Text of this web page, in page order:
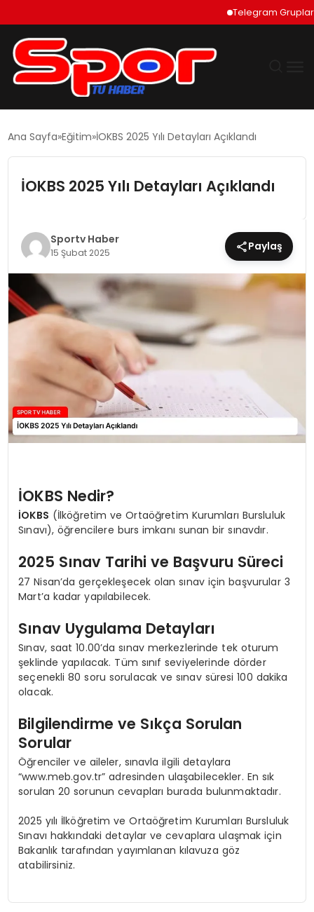
Telegram Grupları
SIYASET
TEKNOLOJI
EĞITIM
MAGAZIN
SPOR
YAŞAM
Ana Sayfa Eğitim İOKBS 2025 Yılı Detayları Açıklandı
İOKBS 2025 Yılı Detayları Açıklandı
Sportv Haber
15 Şubat 2025 Paylaş
İOKBS Nedir?
İOKBS (İlköğretim ve Ortaöğretim Kurumları Bursluluk
Sınavı), öğrencilere burs imkanı sunan bir sınavdır.
2025 Sınav Tarihi ve Başvuru Süreci
27 Nisan’da gerçekleşecek olan sınav için başvurular 3
Mart’a kadar yapılabilecek.
Sınav Uygulama Detayları
Sınav, saat 10.00’da sınav merkezlerinde tek oturum
şeklinde yapılacak. Tüm sınıf seviyelerinde dörder
seçenekli 80 soru sorulacak ve sınav süresi 100 dakika
olacak.
Bilgilendirme ve Sıkça Sorulan
Sorular
Öğrenciler ve aileler, sınavla ilgili detaylara
“www.meb.gov.tr” adresinden ulaşabilecekler. En sık
sorulan 20 sorunun cevapları burada bulunmaktadır.
2025 yılı İlköğretim ve Ortaöğretim Kurumları Bursluluk
Sınavı hakkındaki detaylar ve cevaplara ulaşmak için
Bakanlık tarafından yayımlanan kılavuza göz
atabilirsiniz.